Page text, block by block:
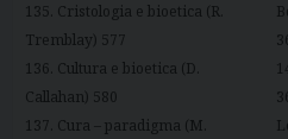
135. Cristologia e bioetica (R.
Tremblay) 577
136. Cultura e bioetica (D.
Callahan) 580
137. Cura – paradigma (M.